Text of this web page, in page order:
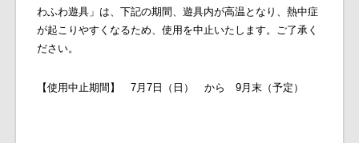
わふわ遊具」は、下記の期間、遊具内が高温となり、熱中症
が起こりやすくなるため、使用を中止いたします。ご了承く
ださい。
【使用中止期間】 7月7日（日） から 9月末（予定）